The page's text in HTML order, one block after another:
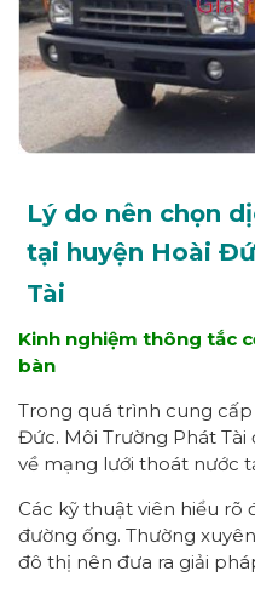
Lý do nên chọn
tại huyện Hoài
Tài
Kinh nghiệm thông tắc
bàn
Trong quá trình cung
Đức. Môi Trường Phát
về mạng lưới thoát nước
Các kỹ thuật viên hiểu rõ
đường ống. Thường
đô thị nên đưa ra giải